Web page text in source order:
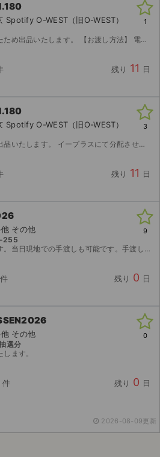
）
O-WEST（旧O-WEST）
プラス）にて分配いたします。 分配可能になり次第、取引連絡にてURLをお送りします。 迅速で丁寧な対応を心...
残り 11 日
1
O-WEST（旧O-WEST）
ラスにて分配させていただきます。 よろしくお願いいたします。
残り 11 日
3
その他
255
しも可能です。手渡し希望の場合購入前にコメントお願いします。
残り 0 日
9
その他
選分
ます。
件 残り 0 日
0
2026-08-09更新